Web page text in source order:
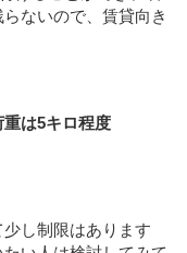
ないので、賃貸向き
重は5キロ程度
し制限はあります